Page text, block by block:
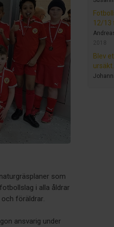
12/13
2018
Blev
ursäkt.
som
i alla åldrar
föräldrar.
ansvarig under